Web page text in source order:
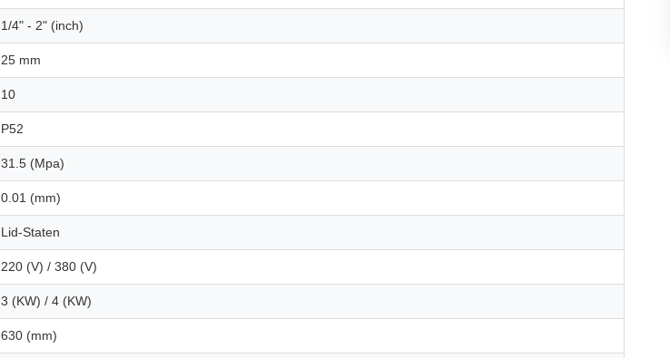
1/4" - 2" (inch)
25 mm
10
P52
31.5 (Mpa)
0.01 (mm)
Lid-Staten
220 (V) / 380 (V)
3 (KW) / 4 (KW)
630 (mm)